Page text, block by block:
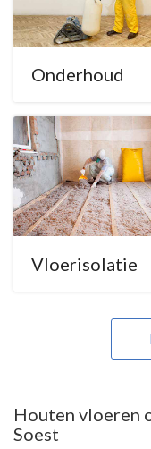
Onderhoud
Vloerisolatie
Houten vloeren
Soest